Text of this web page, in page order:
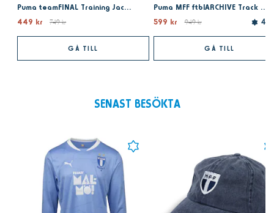
Puma teamFINAL Training Jacket Black
449 kr
749 kr
GÅ TILL
Puma MFF ftblARCHIVE Track Jacket light blue
599 kr
949 kr 4.7
GÅ TILL
SENAST BESÖKTA